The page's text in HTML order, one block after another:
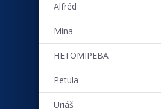
Alfréd
Mina
HETOMIPEBA
Petula
Uriáš